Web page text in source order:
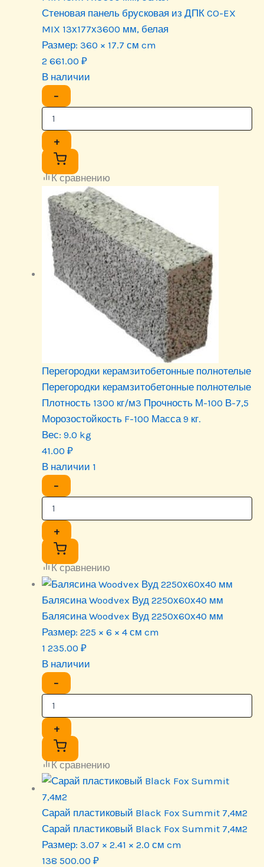
Стеновая панель брусковая из ДПК CO-EX
MIX 13х177х3600 мм, белая
Размер: 360 × 17.7 см cm
2 661.00 ₽
В наличии
−
+
К сравнению
Перегородки керамзитобетонные полнотелые
Перегородки керамзитобетонные полнотелые
Плотность 1300 кг/м3 Прочность М-100 В-7,5
Морозостойкость F-100 Масса 9 кг.
Вес: 9.0 kg
41.00 ₽
В наличии 1
−
+
К сравнению
Балясина Woodvex Вуд 2250х60х40 мм
Балясина Woodvex Вуд 2250х60х40 мм
Размер: 225 × 6 × 4 см cm
1 235.00 ₽
В наличии
−
+
К сравнению
Сарай пластиковый Black Fox Summit 7,4м2
Сарай пластиковый Black Fox Summit 7,4м2
Размер: 3.07 × 2.41 × 2.0 см cm
138 500.00 ₽